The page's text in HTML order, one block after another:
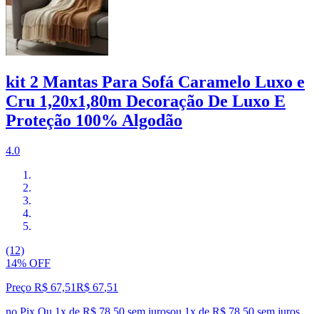
kit 2 Mantas Para Sofá Caramelo Luxo e
Cru 1,20x1,80m Decoração De Luxo E
Proteção 100% Algodão
4.0
(12)
14% OFF
Preço R$ 67,51R$ 67,51